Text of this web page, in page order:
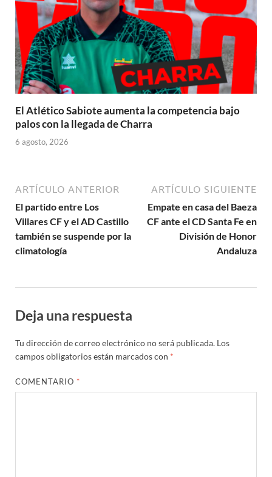
El Atlético Sabiote aumenta la competencia bajo
palos con la llegada de Charra
6 agosto, 2026
ARTÍCULO ANTERIOR
El partido entre Los
Villares CF y el AD Castillo
también se suspende por la
climatología
ARTÍCULO SIGUIENTE
Empate en casa del Baeza
CF ante el CD Santa Fe en
División de Honor
Andaluza
Deja una respuesta
Tu dirección de correo electrónico no será publicada. Los
campos obligatorios están marcados con *
COMENTARIO *